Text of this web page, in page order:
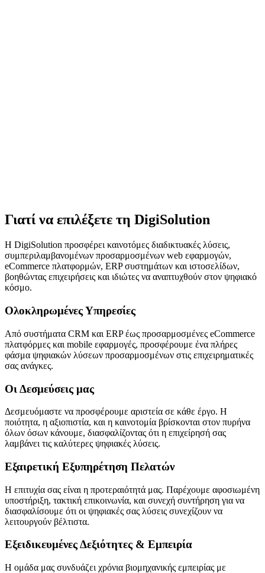
Γιατί να επιλέξετε τη DigiSolution
Η DigiSolution προσφέρει καινοτόμες διαδικτυακές λύσεις,
συμπεριλαμβανομένων προσαρμοσμένων web εφαρμογών,
eCommerce πλατφορμών, ERP συστημάτων και ιστοσελίδων,
βοηθώντας επιχειρήσεις και ιδιώτες να αναπτυχθούν στον ψηφιακό
κόσμο.
Ολοκληρωμένες Υπηρεσίες
Από συστήματα CRM και ERP έως προσαρμοσμένες eCommerce
πλατφόρμες και mobile εφαρμογές, προσφέρουμε ένα πλήρες
φάσμα ψηφιακών λύσεων προσαρμοσμένων στις επιχειρηματικές
σας ανάγκες.
Οι Δεσμεύσεις μας
Δεσμευόμαστε να προσφέρουμε αριστεία σε κάθε έργο. Η
ποιότητα, η αξιοπιστία, και η καινοτομία βρίσκονται στον πυρήνα
όλων όσων κάνουμε, διασφαλίζοντας ότι η επιχείρησή σας
λαμβάνει τις καλύτερες ψηφιακές λύσεις.
Εξαιρετική Εξυπηρέτηση Πελατών
Η επιτυχία σας είναι η προτεραιότητά μας. Παρέχουμε αφοσιωμένη
υποστήριξη, τακτική επικοινωνία, και συνεχή συντήρηση για να
διασφαλίσουμε ότι οι ψηφιακές σας λύσεις συνεχίζουν να
λειτουργούν βέλτιστα.
Εξειδικευμένες Δεξιότητες & Εμπειρία
Η ομάδα μας συνδυάζει χρόνια βιομηχανικής εμπειρίας με